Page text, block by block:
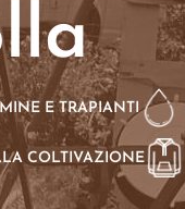
E TRAPIANTI
COLTIVAZIONE